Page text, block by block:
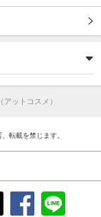
ットコスメ）
転載を禁じます。